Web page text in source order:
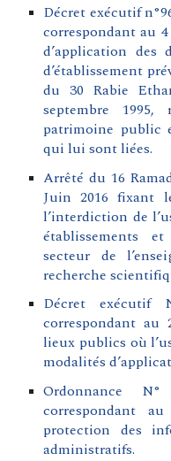
Décret exécutif
correspondant au
d’application des
d’établissement
du 30 Rabie
septembre
patrimoine public
qui lui sont liées.
Arrêté du 16
Juin 2016 fixant
l’interdiction de
établissements
secteur de
recherche
Décret exécutif
correspondant au
lieux publics où
modalités
Ordonnance
correspondant
protection des
administratifs.